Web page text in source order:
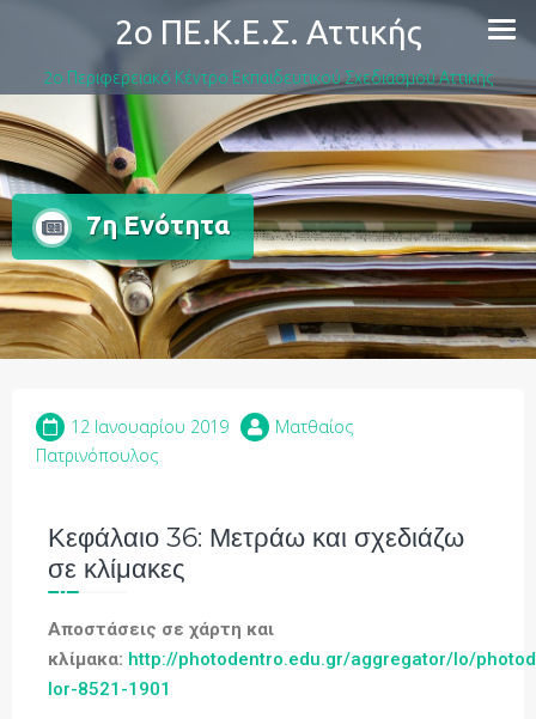
2ο ΠΕ.Κ.Ε.Σ. Αττικής
2ο Περιφερειακό Κέντρο Εκπαιδευτικού Σχεδιασμού Αττικής
7η Ενότητα
12 Ιανουαρίου 2019
Ματθαίος
Πατρινόπουλος
Κεφάλαιο 36: Μετράω και σχεδιάζω
σε κλίμακες
Αποστάσεις σε χάρτη και
κλίμακα: http://photodentro.edu.gr/aggregator/lo/
lor-8521-1901